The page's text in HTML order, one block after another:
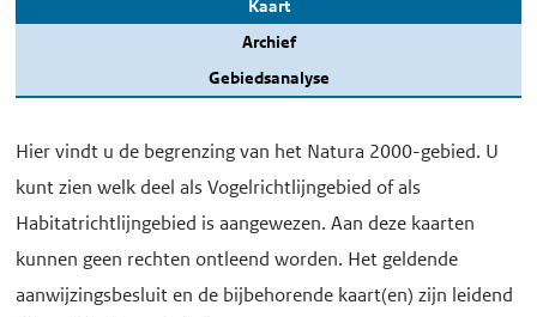
Kaart
Archief
Gebiedsanalyse
Hier vindt u de begrenzing van het Natura 2000-gebied. U
kunt zien welk deel als Vogelrichtlijngebied of als
Habitatrichtlijngebied is aangewezen. Aan deze kaarten
kunnen geen rechten ontleend worden. Het geldende
aanwijzingsbesluit en de bijbehorende kaart(en) zijn leidend